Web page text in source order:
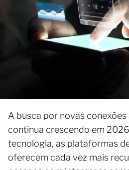
A busca por novas
continua crescendo em
tecnologia, as plataformas
oferecem cada vez mais